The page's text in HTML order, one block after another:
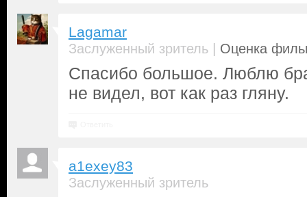
Lagamar
Заслуженный зритель | Оценка
Спасибо большое. Люблю
не видел, вот как раз гляну.
a1exey83
Заслуженный зритель